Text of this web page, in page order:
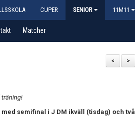
CUPER SENIOR 11M11
Matcher
>
<
träning!
semifinal i J DM ikväll (tisdag) och två